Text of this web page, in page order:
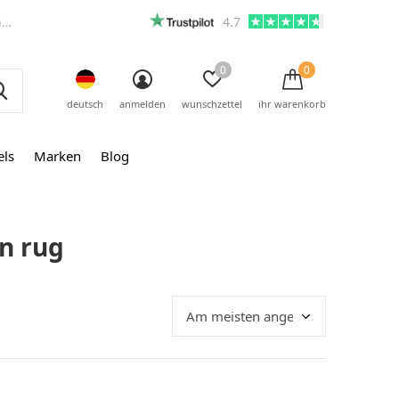
Marken Blog
deutsch anmelden wunschzettel
0
ihr warenkorb
0
4.7
rug